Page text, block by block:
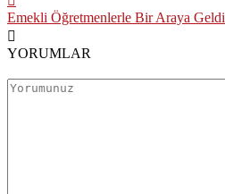
Emekli Öğretmenlerle Bir Araya Geldi
YORUMLAR